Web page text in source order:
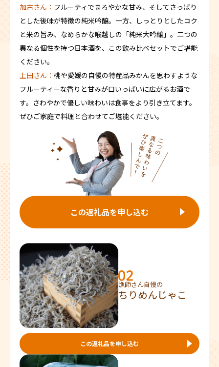
加古さん： フルーティでまろやかな甘み、そしてさっぱり
とした後味が特徴の純米吟醸。一方、しっとりとしたコク
と米の旨み、なめらかな喉越しの「純米大吟醸」。二つの
異なる個性を持つ日本酒を、この飲み比べセットでご堪能
ください。
上田さん： 桃や愛媛の自慢の特産品みかんを思わすような
フルーティーな香りと甘みが口いっぱいに広がるお酒で
す。さわやかで優しい味わいは食事をより引き立てます。
ぜひご家庭で料理と合わせてご堪能ください。
この返礼品を申し込む
漁師さん自慢の
ちりめんじゃこ
この返礼品を申し込む